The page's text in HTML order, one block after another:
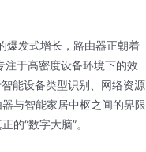
爆发式增长，路由器正朝着
于高密度设备环境下的效
能设备类型识别、网络资源
与智能家居中枢之间的界限
的“数字大脑”。